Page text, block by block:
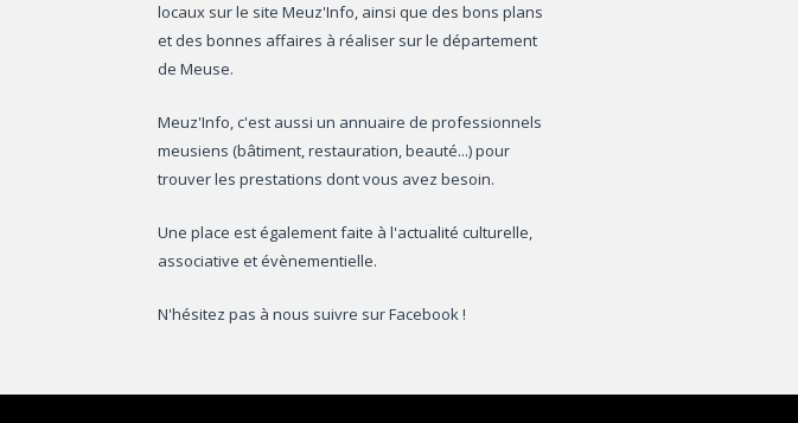
locaux sur le site Meuz'Info, ainsi que des bons plans
et des bonnes affaires à réaliser sur le département
de Meuse.
Meuz'Info, c'est aussi un annuaire de professionnels
meusiens (bâtiment, restauration, beauté...) pour
trouver les prestations dont vous avez besoin.
Une place est également faite à l'actualité culturelle,
associative et évènementielle.
N'hésitez pas à nous suivre sur Facebook !